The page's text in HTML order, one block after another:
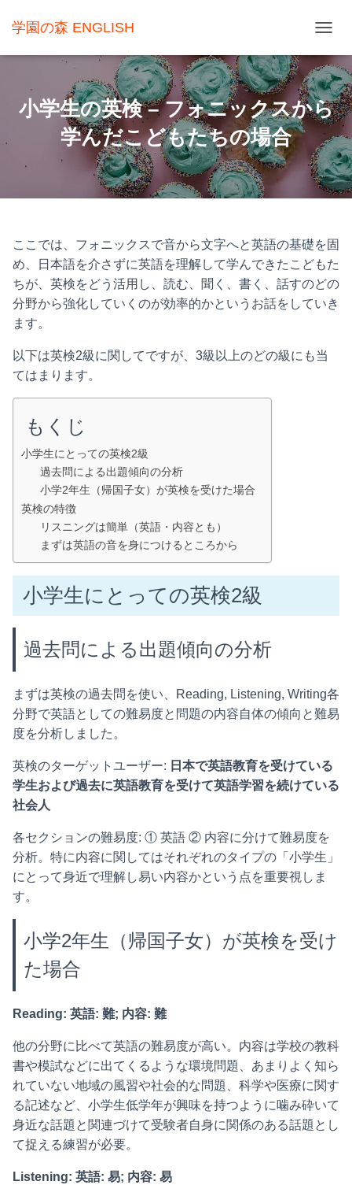
学園の森 ENGLISH
ビ
ゲ
ー
シ
ョ
ン
を
り
替
え
小学生の英検 – フォニックスから
学んだこどもたちの場合
ここでは、フォニックスで音から文字へと英語の基礎を固
め、日本語を介さずに英語を理解して学んできたこどもた
ちが、英検をどう活用し、読む、聞く、書く、話すのどの
分野から強化していくのが効率的かというお話をしていき
ます。
以下は英検2級に関してですが、3級以上のどの級にも当
てはまります。
もくじ
小学生にとっての英検2級
過去問による出題傾向の分析
小学2年生（帰国子女）が英検を受けた場合
英検の特徴
リスニングは簡単（英語・内容とも）
まずは英語の音を身につけるところから
小学生にとっての英検2級
過去問による出題傾向の分析
まずは英検の過去問を使い、Reading, Listening, Writing各
分野で英語としての難易度と問題の内容自体の傾向と難易
度を分析しました。
英検のターゲットユーザー: 日本で英語教育を受けている
学生および過去に英語教育を受けて英語学習を続けている
社会人
各セクションの難易度: ① 英語 ② 内容に分けて難易度を
分析。特に内容に関してはそれぞれのタイプの「小学生」
にとって身近で理解し易い内容かという点を重要視しま
す。
小学2年生（帰国子女）が英検を受け
た場合
Reading: 英語: 難; 内容: 難
他の分野に比べて英語の難易度が高い。内容は学校の教科
書や模試などに出てくるような環境問題、あまりよく知ら
れていない地域の風習や社会的な問題、科学や医療に関す
る記述など、小学生低学年が興味を持つように噛み砕いて
身近な話題と関連づけて受験者自身に関係のある話題とし
て捉える練習が必要。
Listening: 英語: 易; 内容: 易